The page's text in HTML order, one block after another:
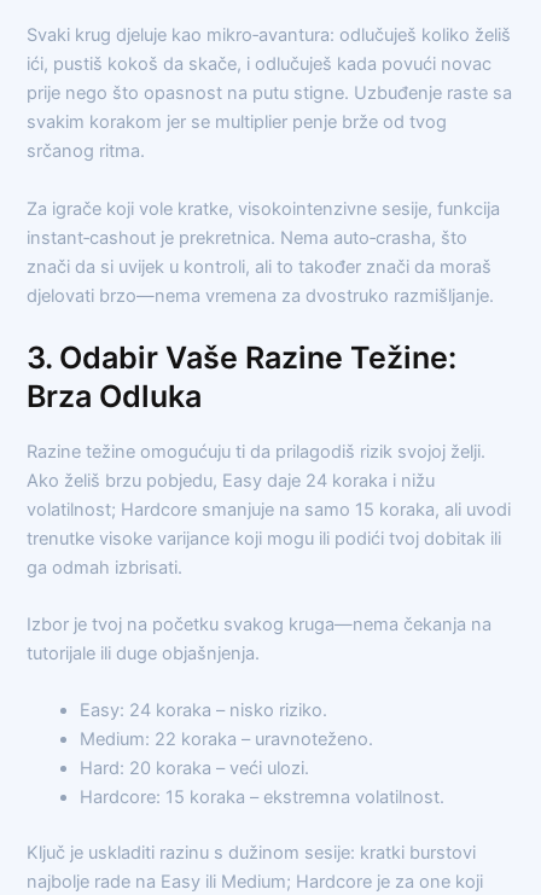
Svaki krug djeluje kao mikro‑avantura: odlučuješ koliko želiš
ići, pustiš kokoš da skače, i odlučuješ kada povući novac
prije nego što opasnost na putu stigne. Uzbuđenje raste sa
svakim korakom jer se multiplier penje brže od tvog
srčanog ritma.
Za igrače koji vole kratke, visokointenzivne sesije, funkcija
instant‑cashout je prekretnica. Nema auto‑crasha, što
znači da si uvijek u kontroli, ali to također znači da moraš
djelovati brzo—nema vremena za dvostruko razmišljanje.
3. Odabir Vaše Razine Težine:
Brza Odluka
Razine težine omogućuju ti da prilagodiš rizik svojoj želji.
Ako želiš brzu pobjedu, Easy daje 24 koraka i nižu
volatilnost; Hardcore smanjuje na samo 15 koraka, ali uvodi
trenutke visoke varijance koji mogu ili podići tvoj dobitak ili
ga odmah izbrisati.
Izbor je tvoj na početku svakog kruga—nema čekanja na
tutorijale ili duge objašnjenja.
Easy: 24 koraka – nisko riziko.
Medium: 22 koraka – uravnoteženo.
Hard: 20 koraka – veći ulozi.
Hardcore: 15 koraka – ekstremna volatilnost.
Ključ je uskladiti razinu s dužinom sesije: kratki burstovi
najbolje rade na Easy ili Medium; Hardcore je za one koji